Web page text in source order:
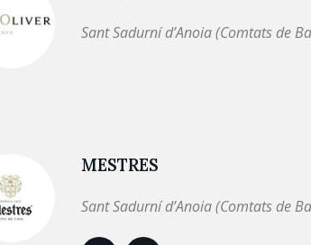
Sant Sadurní d’Anoia (Comtats de
MESTRES
Sant Sadurní d’Anoia (Comtats de